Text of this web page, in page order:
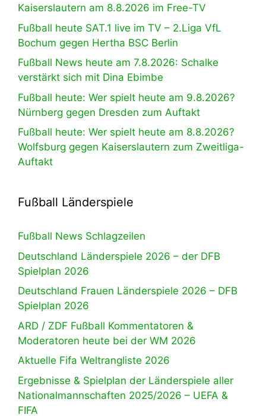
Kaiserslautern am 8.8.2026 im Free-TV
Fußball heute SAT.1 live im TV – 2.Liga VfL
Bochum gegen Hertha BSC Berlin
Fußball News heute am 7.8.2026: Schalke
verstärkt sich mit Dina Ebimbe
Fußball heute: Wer spielt heute am 9.8.2026?
Nürnberg gegen Dresden zum Auftakt
Fußball heute: Wer spielt heute am 8.8.2026?
Wolfsburg gegen Kaiserslautern zum Zweitliga-
Auftakt
Fußball Länderspiele
Fußball News Schlagzeilen
Deutschland Länderspiele 2026 – der DFB
Spielplan 2026
Deutschland Frauen Länderspiele 2026 – DFB
Spielplan 2026
ARD / ZDF Fußball Kommentatoren &
Moderatoren heute bei der WM 2026
Aktuelle Fifa Weltrangliste 2026
Ergebnisse & Spielplan der Länderspiele aller
Nationalmannschaften 2025/2026 – UEFA &
FIFA